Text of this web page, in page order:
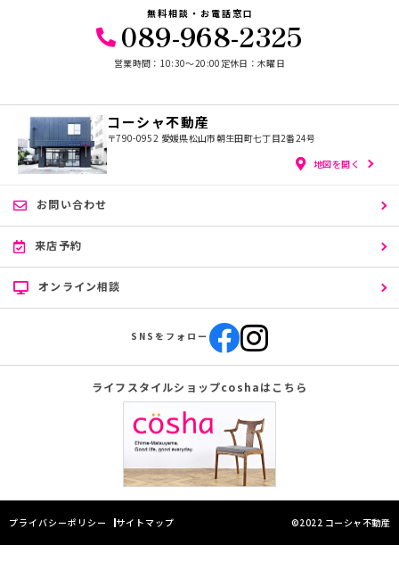
無料相談・お電話窓口
089-968-2325
営業時間：10:30〜20:00 定休日：木曜日
コーシャ不動産
〒790-0952 愛媛県松山市朝生田町七丁目2番24号
地図を開く
お問い合わせ
来店予約
オンライン相談
SNSをフォロー
ライフスタイルショップcoshaはこちら
プライバシーポリシー サイトマップ ©2022 コーシャ不動産